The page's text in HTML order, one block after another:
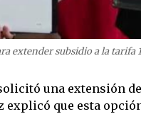
extender subsidio a la tarifa
una extensión
explicó que esta